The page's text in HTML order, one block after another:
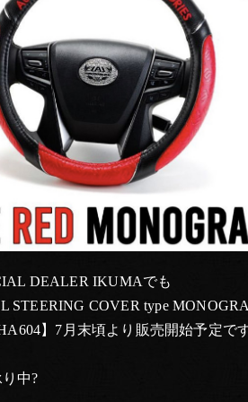
DEALER IKUMAでも
STEERING COVER type
】7月末頃より販売開始予定で
中?